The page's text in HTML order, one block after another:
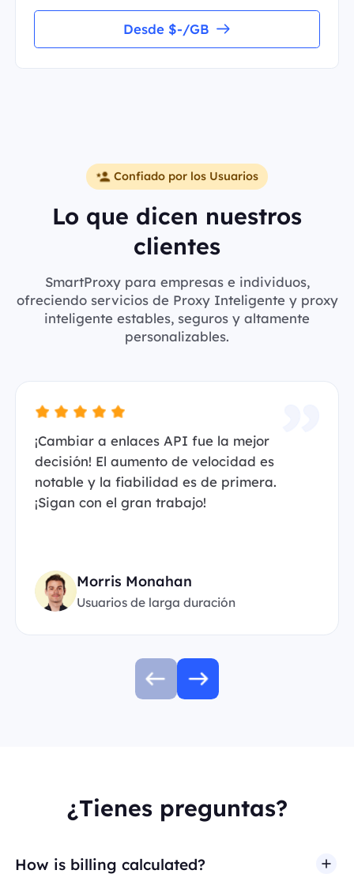
Desde $-/GB
Confiado por los Usuarios
Lo que dicen nuestros
clientes
SmartProxy para empresas e individuos,
ofreciendo servicios de Proxy Inteligente y proxy
inteligente estables, seguros y altamente
personalizables.
¡Cambiar a enlaces API fue la mejor
decisión! El aumento de velocidad es
notable y la fiabilidad es de primera.
¡Sigan con el gran trabajo!
Morris Monahan
Usuarios de larga duración
¿Tienes preguntas?
How is billing calculated?